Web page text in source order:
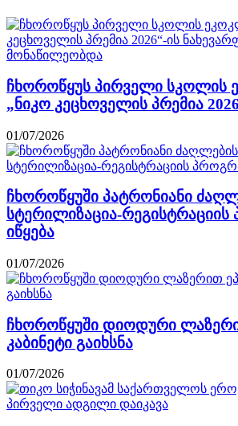
ჩხოროწყუს პირველი სკოლის
„ნიკო კეცხოველის პრემია
01/07/2026
ჩხოროწყუში პატრონიანი
სტერილიზაცია-რეგისტრაციის
იწყება
01/07/2026
ჩხოროწყუში დიოდური
კაბინეტი გაიხსნა
01/07/2026